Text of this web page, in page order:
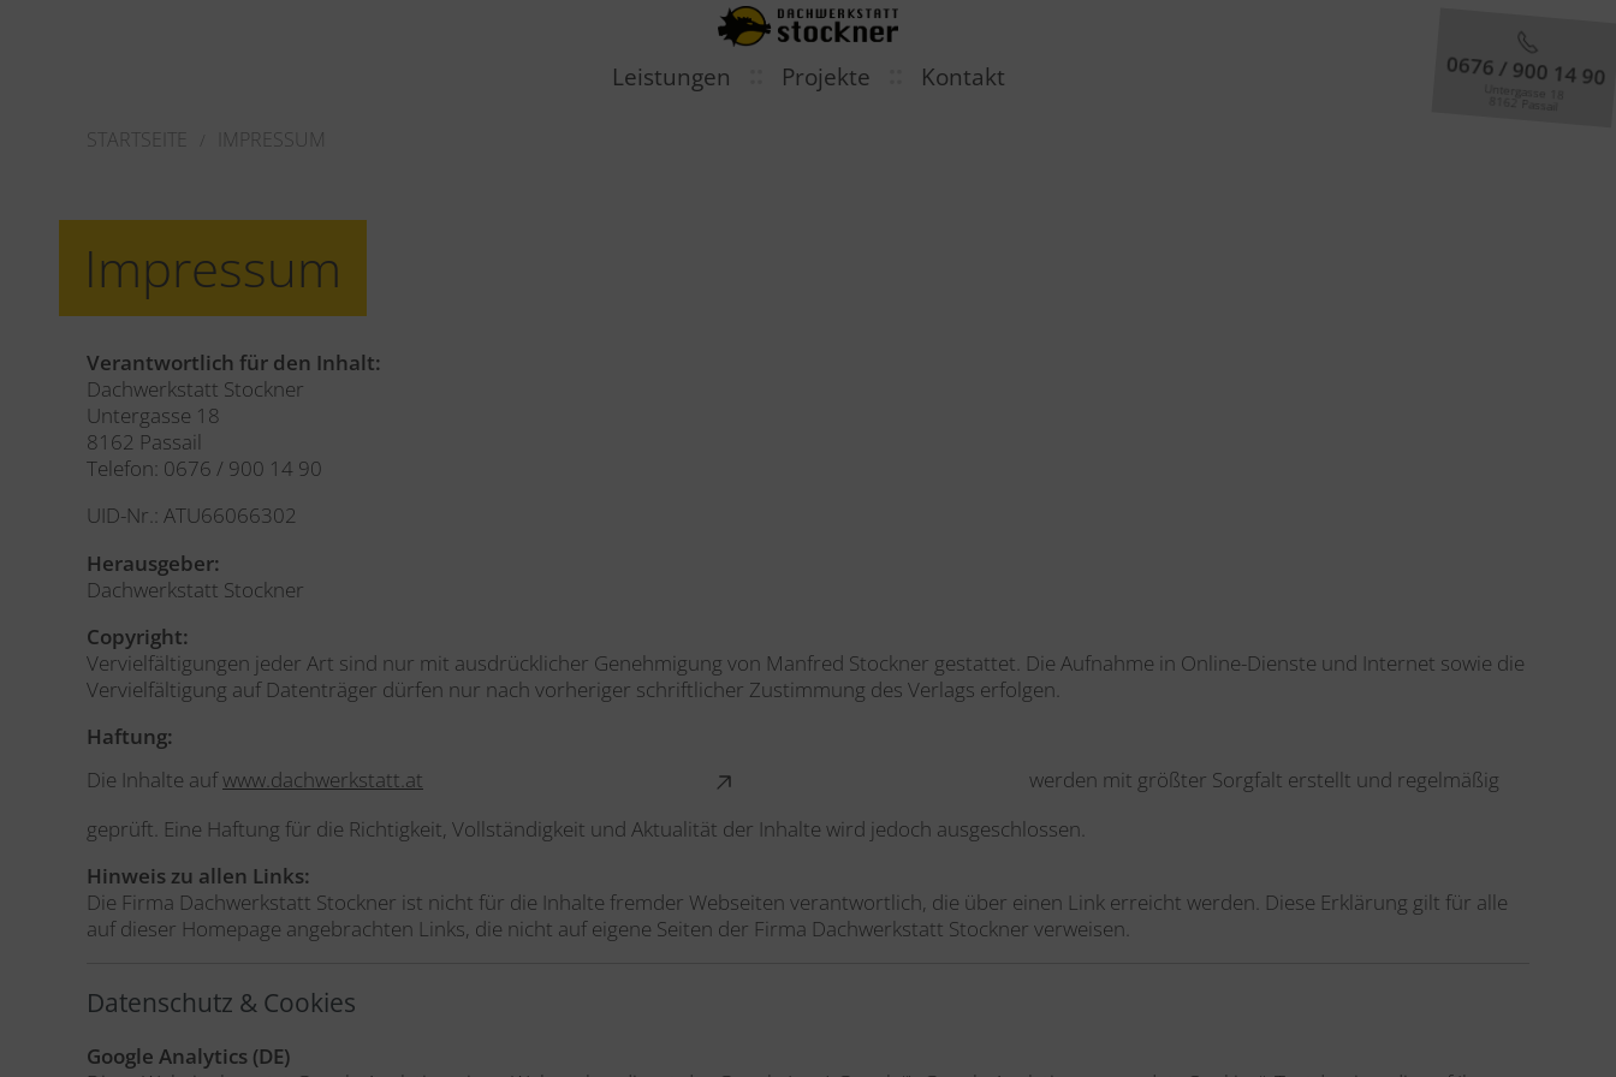
0676 / 900 14 90
8162 Passail
Leistungen Projekte Kontakt
STARTSEITE IMPRESSUM
Impressum
Verantwortlich für den Inhalt:
Dachwerkstatt Stockner
Untergasse 18
8162 Passail
Telefon: 0676 / 900 14 90
UID-Nr.: ATU66066302
Herausgeber:
Dachwerkstatt Stockner
Copyright:
Vervielfältigungen jeder Art sind nur mit ausdrücklicher Genehmigung von Manfred Stockner gestattet. Die Aufnahme in Online-Dienste und Internet sowie die
Vervielfältigung auf Datenträger dürfen nur nach vorheriger schriftlicher Zustimmung des Verlags erfolgen.
Haftung:
Die Inhalte aufwww.dachwerkstatt.at
werden mit größter Sorgfalt erstellt und regelmäßig
geprüft. Eine Haftung für die Richtigkeit, Vollständigkeit und Aktualität der Inhalte wird jedoch ausgeschlossen.
Hinweis zu allen Links:
Die Firma Dachwerkstatt Stockner ist nicht für die Inhalte fremder Webseiten verantwortlich, die über einen Link erreicht werden. Diese Erklärung gilt für alle
auf dieser Homepage angebrachten Links, die nicht auf eigene Seiten der Firma Dachwerkstatt Stockner verweisen.
Datenschutz & Cookies
Google Analytics (DE)